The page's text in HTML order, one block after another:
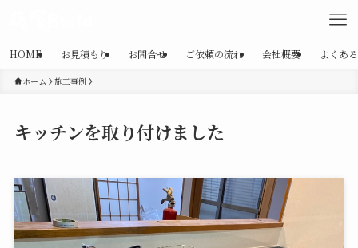
HOME お見積もり お問合せ ご依頼の流れ 会社概要 よくあ
ホーム 施工事例
キッチンを取り付けました